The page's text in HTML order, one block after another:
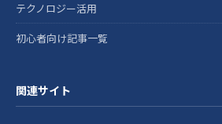
テクノロジー活用
初心者向け記事一覧
関連サイト